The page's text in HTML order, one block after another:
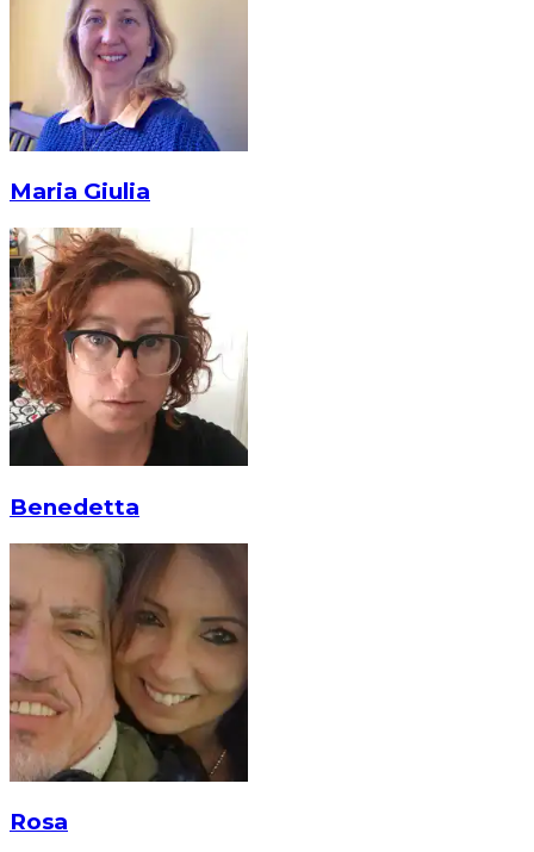
Maria Giulia
Benedetta
Rosa